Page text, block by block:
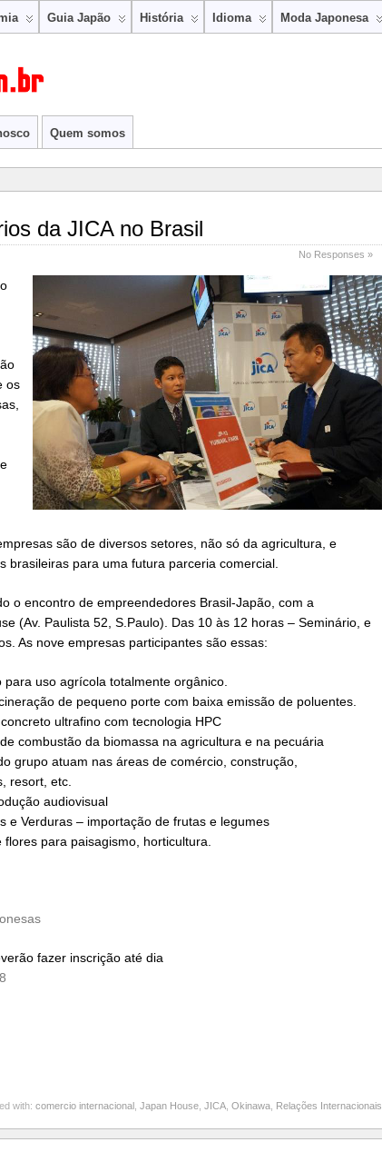
Guia Japão História Idioma Moda Japonesa
Quem somos
da JICA no Brasil
No Responses »
os
são de diversos setores, não só da agricultura, e
para uma futura parceria comercial.
o encontro de empreendedores Brasil-Japão, com a
(Av. Paulista 52, S.Paulo). Das 10 às 12 horas – Seminário, e
As nove empresas participantes são essas:
uso agrícola totalmente orgânico.
de pequeno porte com baixa emissão de poluentes.
ultrafino com tecnologia HPC
combustão da biomassa na agricultura e na pecuária
grupo atuam nas áreas de comércio, construção,
resort, etc.
audiovisual
e Verduras – importação de frutas e legumes
para paisagismo, horticultura.
fazer inscrição até dia
with: comercio internacional Japan House JICA Okinawa Relações Internacionais